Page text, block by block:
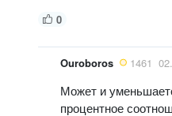
0
Ouroboros 1461
Может и
процентное